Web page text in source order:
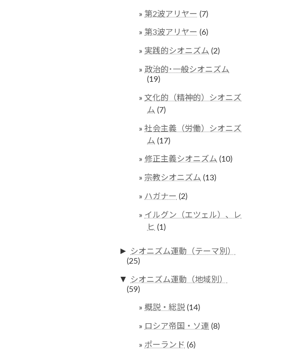
第2波アリヤー (7)
第3波アリヤー (6)
実践的シオニズム (2)
政治的･一般シオニズム
(19)
文化的（精神的）シオニズ
ム (7)
社会主義（労働）シオニズ
ム (17)
修正主義シオニズム (10)
宗教シオニズム (13)
ハガナー (2)
イルグン（エツェル）、レ
ヒ (1)
►
シオニズム運動（テーマ別）
(25)
▼
シオニズム運動（地域別）
(59)
概説・総説 (14)
ロシア帝国・ソ連 (8)
ポーランド (6)